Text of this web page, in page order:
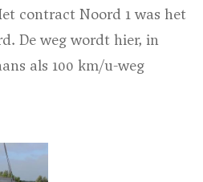
contract Noord 1 was het
De weg wordt hier, in
als 100 km/u-weg